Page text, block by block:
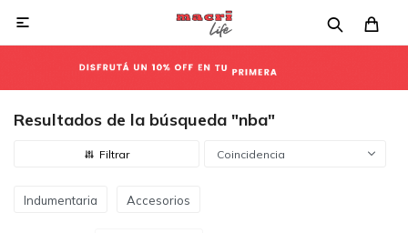

Resultados de la búsqueda "nba"
Coincidencia
Indumentaria Accesorios